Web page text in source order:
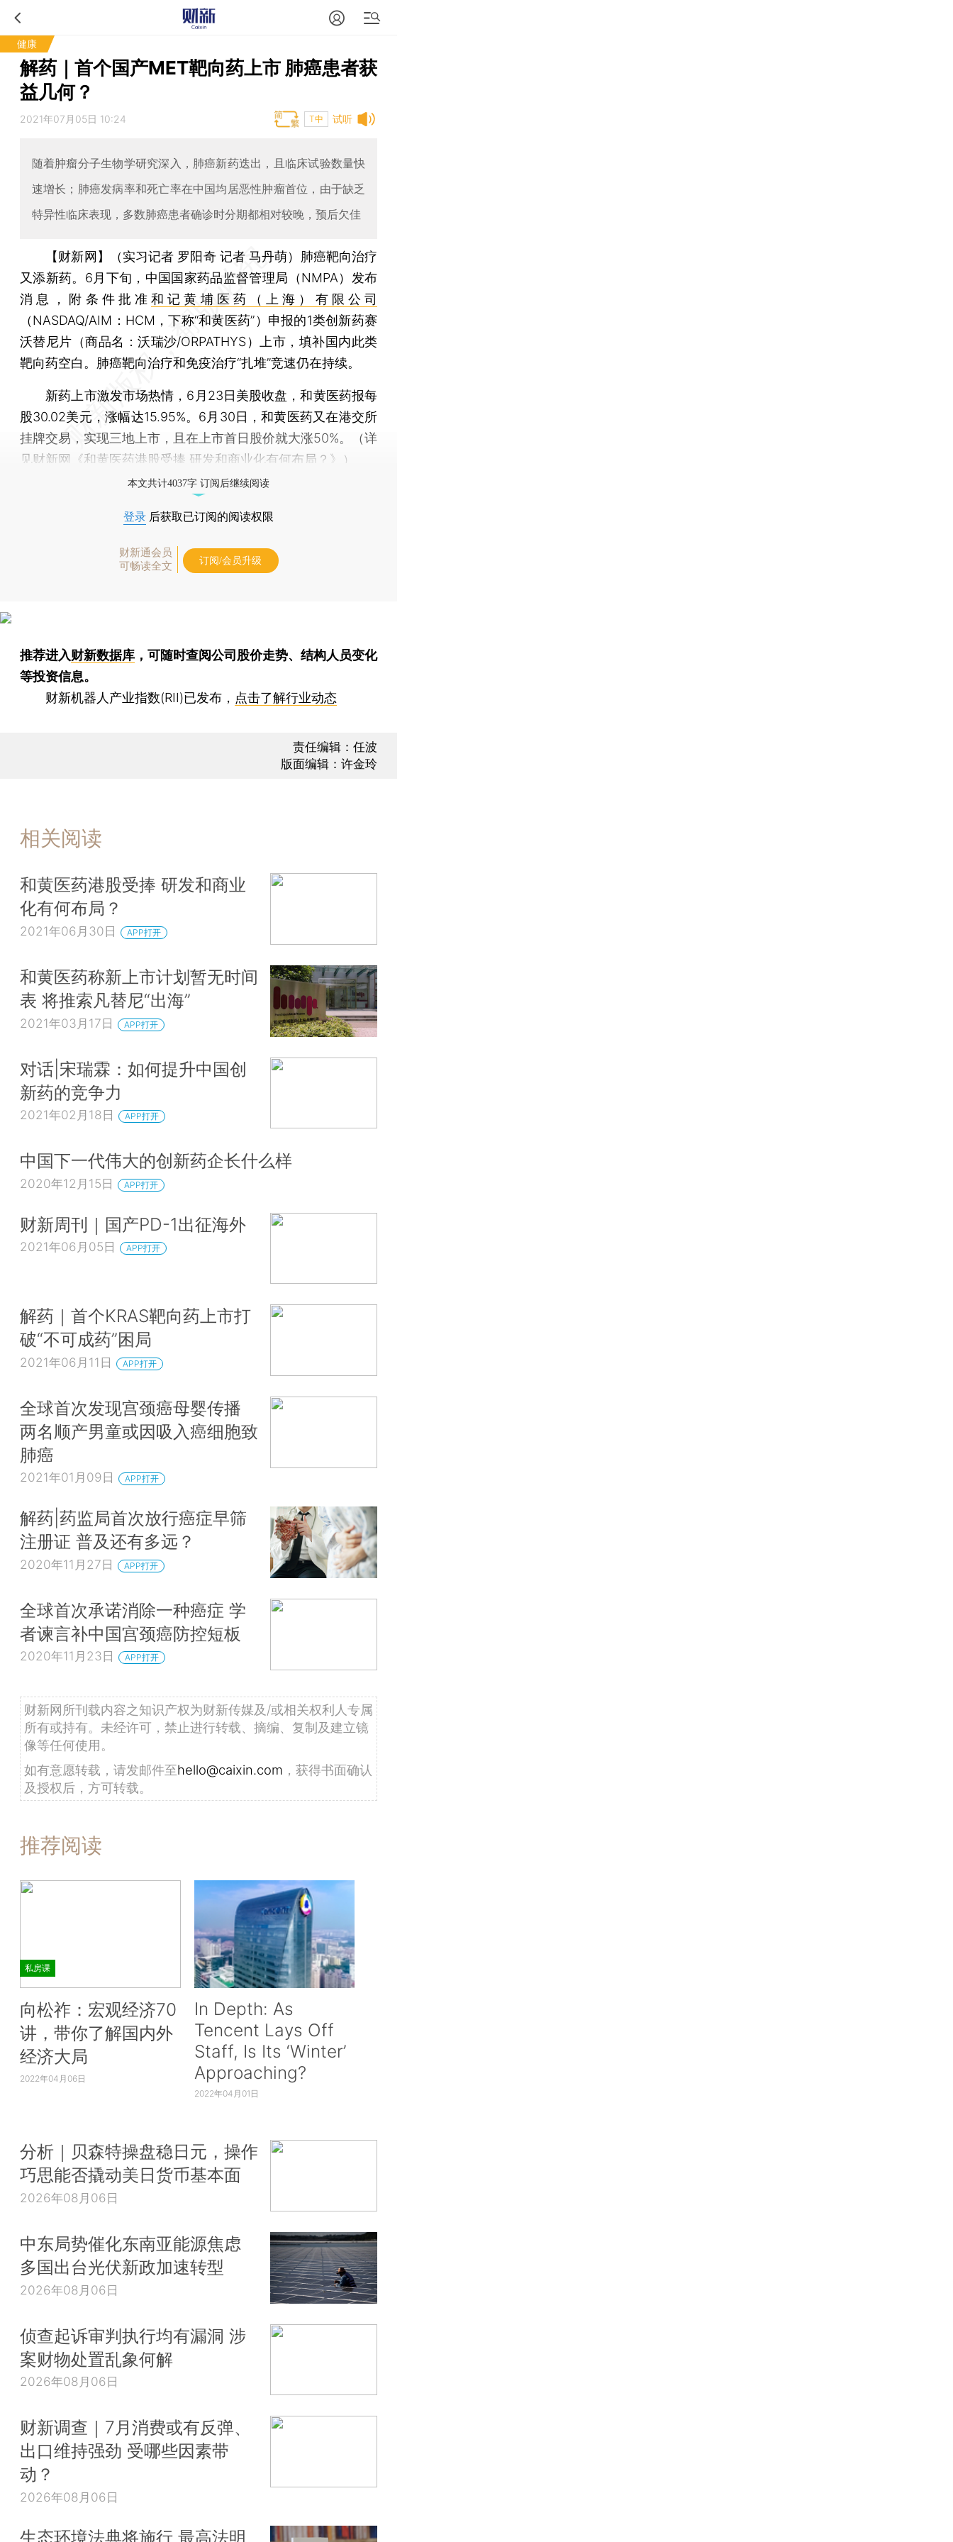
健康
解药｜首个国产MET靶向药上市 肺癌患者获
益几何？
试听
2021年07月05日 10:24 T中
随着肿瘤分子生物学研究深入，肺癌新药迭出，且临床试验数量快
速增长；肺癌发病率和死亡率在中国均居恶性肿瘤首位，由于缺乏
特异性临床表现，多数肺癌患者确诊时分期都相对较晚，预后欠佳
【财新网】（实习记者 罗阳奇 记者 马丹萌）
肺癌靶向治疗
又添新药。6月下旬，中国国家药品监督管理局（NMPA）发布
消息，附条件批准和记黄埔医药（上海）有限公司
（NASDAQ/AIM：HCM，下称“和黄医药”）申报的1类创新药赛
沃替尼片（商品名：沃瑞沙/ORPATHYS）上市，填补国内此类
靶向药空白。肺癌靶向治疗和免疫治疗“扎堆”竞速仍在持续。
新药上市激发市场热情，6月23日美股收盘，和黄医药报每
股30.02美元，涨幅达15.95%。6月30日，和黄医药又在港交所
挂牌交易，实现三地上市，且在上市首日股价就大涨50%。（详
见财新网《和黄医药港股受捧 研发和商业化有何布局？ 》）
本文共计4037字 订阅后继续阅读
登录 后获取已订阅的阅读权限
财新通会员
可畅读全文
订阅/会员升级
推荐进入财新数据库 ，可随时查阅公司股价走势、结构人员变化
等投资信息。
财新机器人产业指数(RII)已发布， 点击了解行业动态
责任编辑：任波
版面编辑：许金玲
相关阅读
和黄医药港股受捧 研发和商业
化有何布局？
2021年06月30日 APP打开
和黄医药称新上市计划暂无时间
表 将推索凡替尼“出海”
2021年03月17日 APP打开
对话|宋瑞霖：如何提升中国创
新药的竞争力
2021年02月18日 APP打开
中国下一代伟大的创新药企长什么样
2020年12月15日 APP打开
财新周刊｜国产PD-1出征海外
2021年06月05日 APP打开
解药｜首个KRAS靶向药上市打
破“不可成药”困局
2021年06月11日 APP打开
全球首次发现宫颈癌母婴传播
两名顺产男童或因吸入癌细胞致
肺癌
2021年01月09日 APP打开
解药|药监局首次放行癌症早筛
注册证 普及还有多远？
2020年11月27日 APP打开
全球首次承诺消除一种癌症 学
者谏言补中国宫颈癌防控短板
2020年11月23日 APP打开
财新网所刊载内容之知识产权为财新传媒及/或相关权利人专属
所有或持有。未经许可，禁止进行转载、摘编、复制及建立镜
像等任何使用。
如有意愿转载，请发邮件至hello@caixin.com ，获得书面确认
及授权后，方可转载。
推荐阅读
私房课
向松祚：宏观经济70
讲，带你了解国内外
经济大局
2022年04月06日
In Depth: As
Tencent Lays Off
Staff, Is Its ‘Winter’
Approaching?
2022年04月01日
分析｜贝森特操盘稳日元，操作
巧思能否撬动美日货币基本面
2026年08月06日
中东局势催化东南亚能源焦虑
多国出台光伏新政加速转型
2026年08月06日
侦查起诉审判执行均有漏洞 涉
案财物处置乱象何解
2026年08月06日
财新调查｜7月消费或有反弹、
出口维持强劲 受哪些因素带
动？
2026年08月06日
生态环境法典将施行 最高法明